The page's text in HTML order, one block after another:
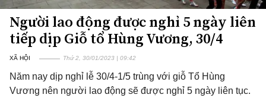
Người lao động được nghỉ 5 ngày liên
tiếp dịp Giỗ tổ Hùng Vương, 30/4
XÃ HỘI Thứ 2, 30/01/2023 | 09:42
Năm nay dịp nghỉ lễ 30/4-1/5 trùng với giỗ Tổ Hùng
Vương nên người lao động sẽ được nghỉ 5 ngày liên tục.